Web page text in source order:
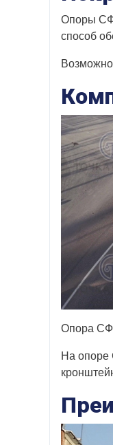
Опоры
способ
Возможно
Опора
На опоре